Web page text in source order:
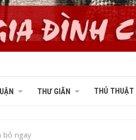
THƯ GIÃN THỦ THUẬT
bỏ ngay